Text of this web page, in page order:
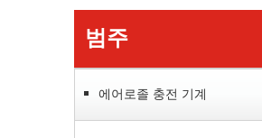
범주
에어로졸 충전 기계